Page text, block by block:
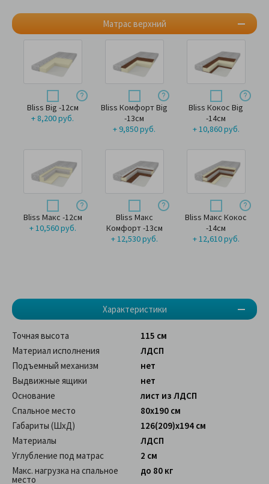
Матрас верхний
Bliss Big -12см
+ 8,200 руб.
Bliss Комфорт Big
-13см
+ 9,850 руб.
Bliss Кокос Big
-14см
+ 10,860 руб.
Bliss Макс -12см
+ 10,560 руб.
Bliss Макс
Комфорт -13см
+ 12,530 руб.
Bliss Макс Кокос
-14см
+ 12,610 руб.
Характеристики
Точная высота
115 см
Материал исполнения
ЛДСП
Подъемный механизм
нет
Выдвижные ящики
нет
Основание
лист из ЛДСП
Спальное место
80x190 см
Габариты (ШхД)
126(209)x194 см
Материалы
ЛДСП
Углубление под матрас
2 см
Макс. нагрузка на спальное
место
до 80 кг